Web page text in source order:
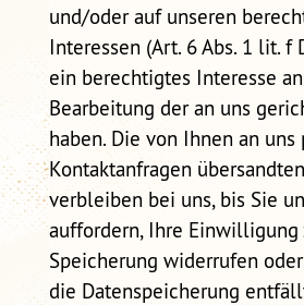
und/oder auf unseren
Interessen (Art. 6 Abs. 1 lit. f
ein berechtigtes Interesse
Bearbeitung der an uns
haben. Die von Ihnen an uns
Kontaktanfragen
verbleiben bei uns, bis Sie
auffordern, Ihre Einwilligung
Speicherung widerrufen
die Datenspeicherung